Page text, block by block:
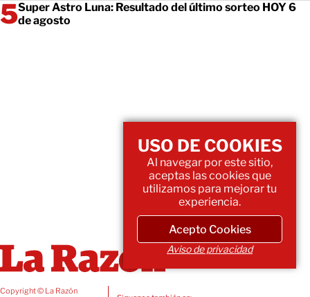
Super Astro Luna: Resultado del último sorteo HOY 6
de agosto
Copyright © La Razón
USO DE COOKIES
Al navegar por este sitio,
aceptas las cookies que
utilizamos para mejorar tu
experiencia.
Acepto Cookies
Aviso de privacidad